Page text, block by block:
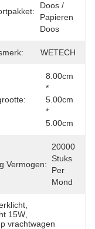
Doos /
Papieren
Doos
WETECH
8.00cm
*
5.00cm
*
5.00cm
Vermogen:
20000
Stuks
Per
Mond
15W
vrachtwagen